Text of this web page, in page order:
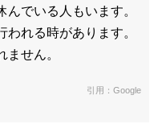
でいる人もいます。
れる時があります。
せん。
引用：Google